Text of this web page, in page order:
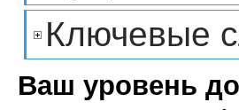
Ключевые
Ваш уровень